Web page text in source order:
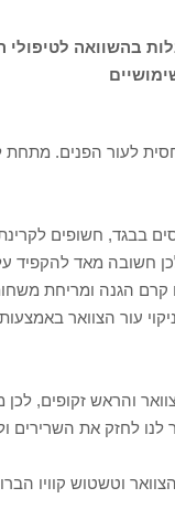
בהשוואה
לעור הפנים. מתחת
בבגד, חשופים
חשובה מאד להקפיד על
הגנה ומריחת משחות
עור הצוואר
והראש זקופים,
לנו לחזק את השרירים
וטשטוש קוויו